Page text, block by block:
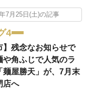
7月25日(土)の記事
4
】残念なお知らせで
や角ふじで人気のラ
麺屋勝天」が、7月末
店へ